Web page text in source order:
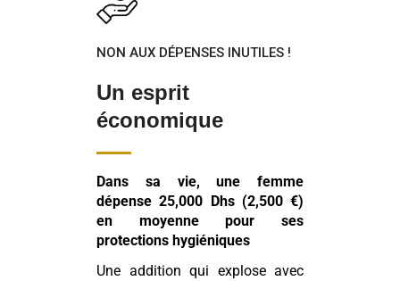
NON AUX DÉPENSES INUTILES !
Un esprit
économique
Dans sa vie, une femme
dépense 25,000 Dhs (2,500 €)
en moyenne pour ses
protections hygiéniques
Une addition qui explose avec